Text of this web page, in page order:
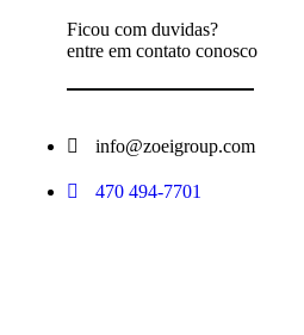
Ficou com duvidas?
entre em contato conosco
info@zoeigroup.com
470 494-7701